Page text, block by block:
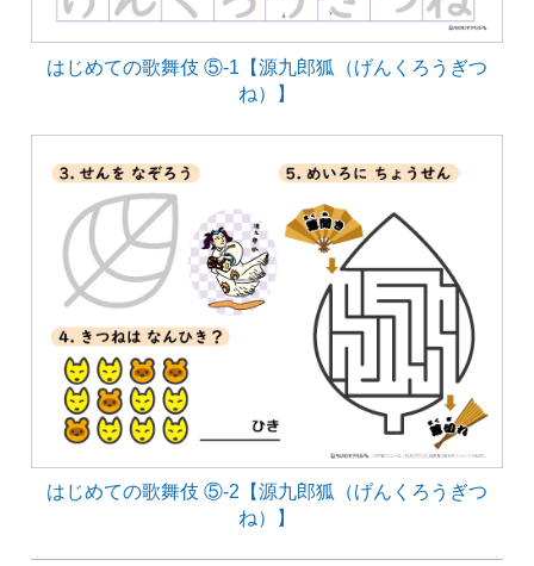
はじめての歌舞伎 ⑤-1【源九郎狐（げんくろうぎつ
ね）】
はじめての歌舞伎 ⑤-2【源九郎狐（げんくろうぎつ
ね）】